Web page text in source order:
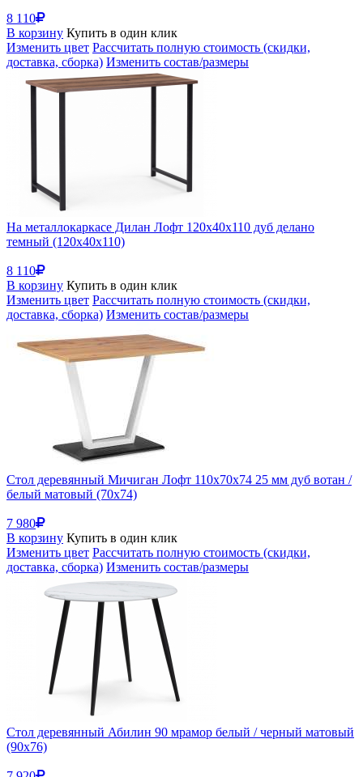
8 110
В корзину Купить в один клик
Изменить цвет Рассчитать полную стоимость (скидки,
доставка, сборка) Изменить состав/размеры
На металлокаркасе Дилан Лофт 120х40х110 дуб делано
темный (120x40x110)
8 110
В корзину Купить в один клик
Изменить цвет Рассчитать полную стоимость (скидки,
доставка, сборка) Изменить состав/размеры
Стол деревянный Мичиган Лофт 110х70х74 25 мм дуб вотан /
белый матовый (70x74)
7 980
В корзину Купить в один клик
Изменить цвет Рассчитать полную стоимость (скидки,
доставка, сборка) Изменить состав/размеры
Стол деревянный Абилин 90 мрамор белый / черный матовый
(90x76)